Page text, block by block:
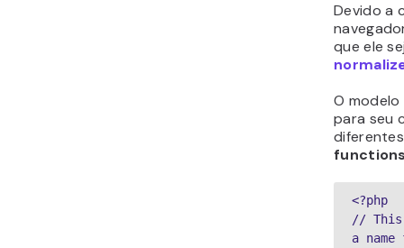
Devido a
que ele
O modelo
para seu
<?php
// This
a